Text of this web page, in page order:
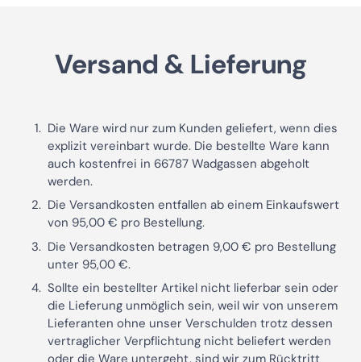
Versand & Lieferung
Die Ware wird nur zum Kunden geliefert, wenn dies
explizit vereinbart wurde. Die bestellte Ware kann
auch kostenfrei in 66787 Wadgassen abgeholt
werden.
Die Versandkosten entfallen ab einem Einkaufswert
von 95,00 € pro Bestellung.
Die Versandkosten betragen 9,00 € pro Bestellung
unter 95,00 €.
Sollte ein bestellter Artikel nicht lieferbar sein oder
die Lieferung unmöglich sein, weil wir von unserem
Lieferanten ohne unser Verschulden trotz dessen
vertraglicher Verpflichtung nicht beliefert werden